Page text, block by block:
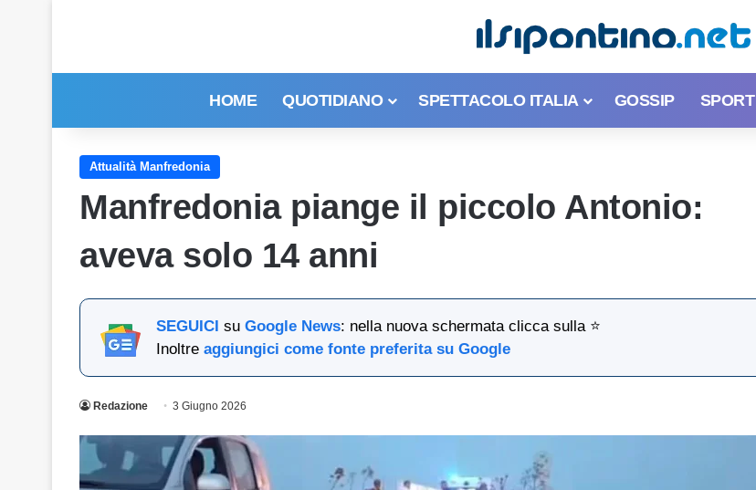
HOME QUOTIDIANO SPETTACOLO ITALIA GOSSIP SPORT
Attualità Manfredonia
Manfredonia piange il piccolo Antonio:
aveva solo 14 anni
SEGUICI su Google News: nella nuova schermata clicca sulla ⭐
Inoltre aggiungici come fonte preferita su Google
Redazione 3 Giugno 2026